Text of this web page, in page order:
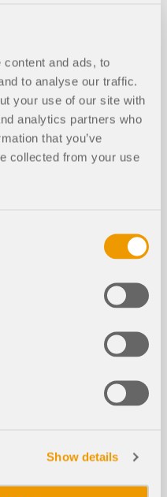
and ads, to
to analyse our traffic.
your use of our site with
analytics partners who
that you’ve
collected from your use
Show details
8x 2x
de datos de con